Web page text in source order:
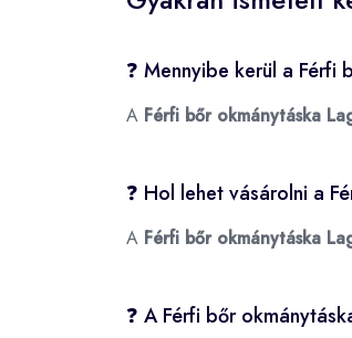
❓ Mennyibe kerül a
A Férfi bőr okmánytáska
❓ Hol lehet vásárolni a
A Férfi bőr okmánytáska
❓ A Férfi bőr